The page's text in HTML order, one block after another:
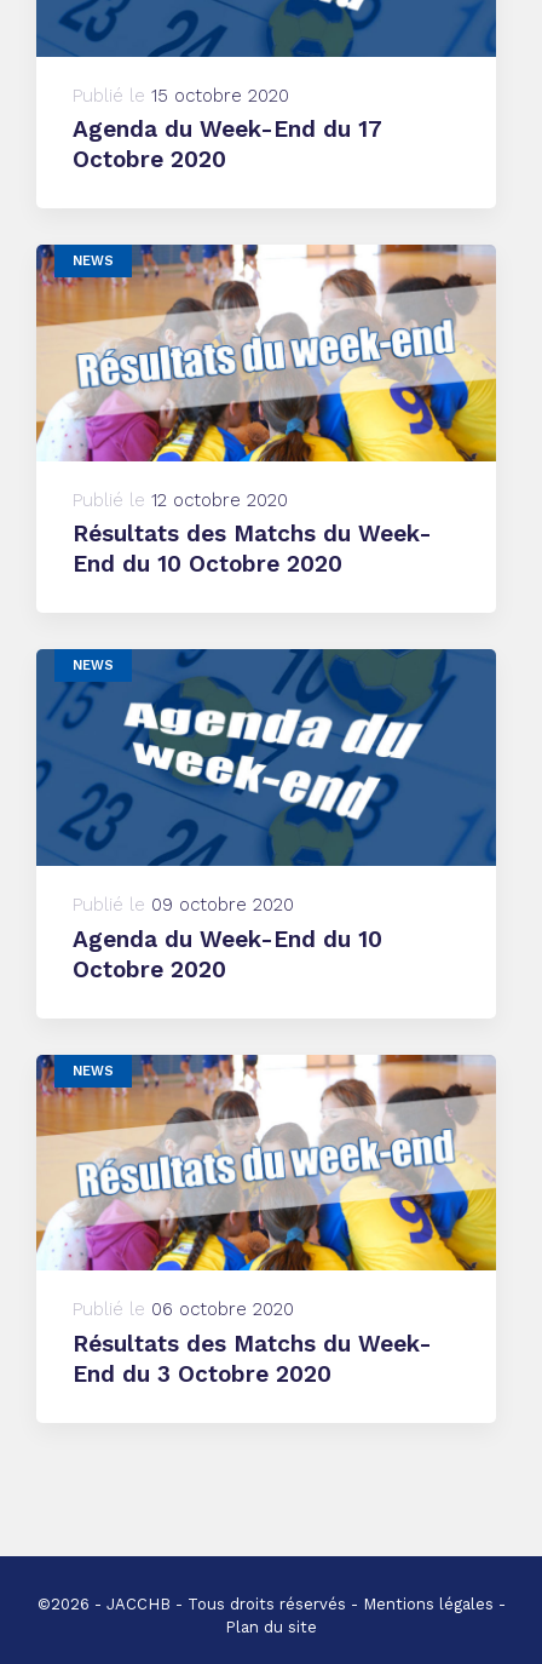
Publié le 15 octobre 2020
Agenda du Week-End du 17
Octobre 2020
NEWS
Publié le 12 octobre 2020
Résultats des Matchs du Week-
End du 10 Octobre 2020
NEWS
Publié le 09 octobre 2020
Agenda du Week-End du 10
Octobre 2020
NEWS
Publié le 06 octobre 2020
Résultats des Matchs du Week-
End du 3 Octobre 2020
©2026 - JACCHB - Tous droits réservés - Mentions légales -
Plan du site